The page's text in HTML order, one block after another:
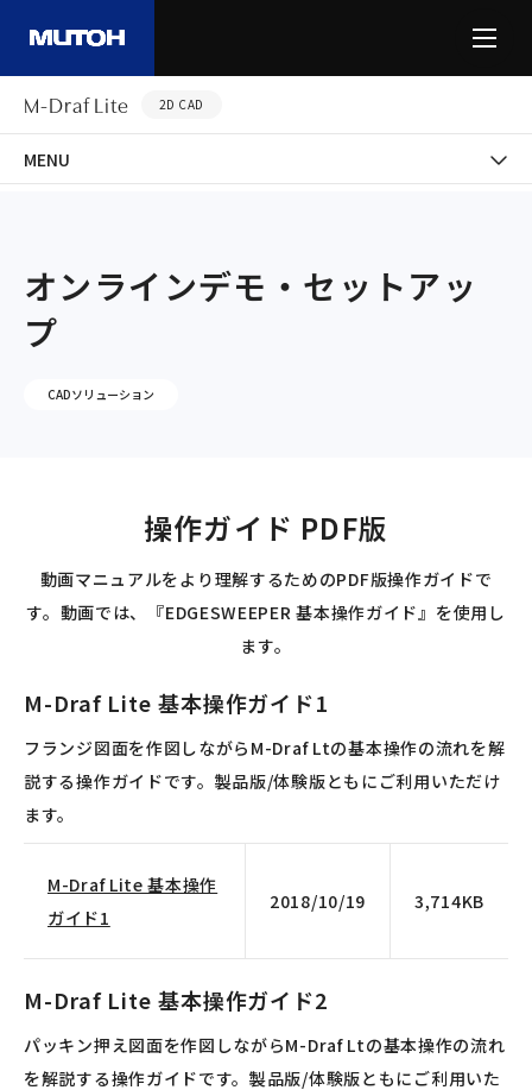
M-Draf Lite 2D CAD
HOME- オンラインデモ・
MENU
オンラインデモ・セットアッ
プ
CADソリューション
操作ガイド PDF版
動画マニュアルをより理解するためのPDF版操作ガイドで
す。動画では、『EDGESWEEPER 基本操作ガイド』を使用し
ます。
M-Draf Lite 基本操作ガイド1
フランジ図面を作図しながらM-Draf Ltの基本操作の流れを解
説する操作ガイドです。製品版/体験版ともにご利用いただけ
ます。
M-Draf Lite 基本操作
ガイド1
2018/10/19 3,714KB
M-Draf Lite 基本操作ガイド2
パッキン押え図面を作図しながらM-Draf Ltの基本操作の流れ
を解説する操作ガイドです。製品版/体験版ともにご利用いた